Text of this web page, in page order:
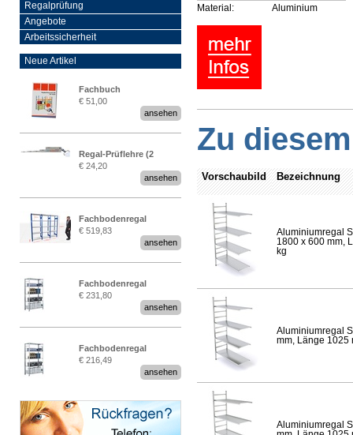
Regalprüfung
Angebote
Arbeitssicherheit
Neue Artikel
Fachbuch
„Regalprüfung nach DIN
€ 51,00
ansehen
Regal-Prüflehre (2
Stück)
€ 24,20
ansehen
Fachbodenregal
Stecksystem MultiPlus
2,25 Meter breit
€ 519,83
ansehen
Fachbodenregal
Stecksystem MultiPlus
€ 231,80
ansehen
Fachbodenregal
Stecksystem MultiPlus
€ 216,49
ansehen
Material:
Aluminium
Zu
Vorschaubild Bezeichnung
Aluminiumregal
1800 x 600 mm,
kg
Aluminiumregal
mm, Länge 1025
Aluminiumregal